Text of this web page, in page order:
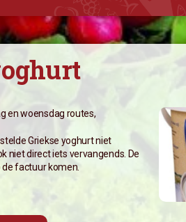
en woensdag routes,
Griekse yoghurt niet
niet direct iets vervangends. De
factuur komen.